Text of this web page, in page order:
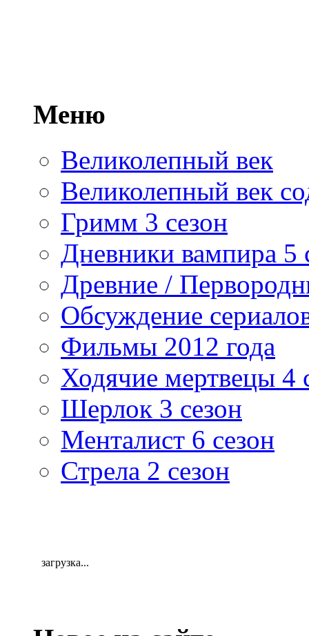
Меню
Великолепный век
Великолепный век
Гримм 3 сезон
Дневники вампира 5
Древние /
Обсуждение
Фильмы 2012 года
Ходячие мертвецы 4
Шерлок 3 сезон
Менталист 6 сезон
Стрела 2 сезон
загрузка...